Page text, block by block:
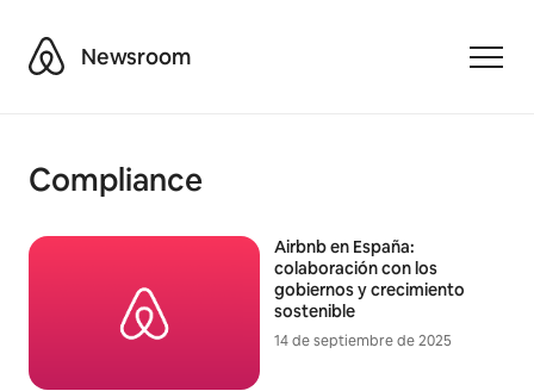
AirbnbNewsroom
Compliance
Airbnb en España:
colaboración con los
gobiernos y crecimiento
sostenible
14 de septiembre de 2025